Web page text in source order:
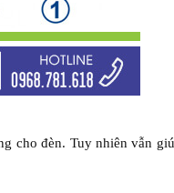
cho đèn. Tuy nhiên vẫn